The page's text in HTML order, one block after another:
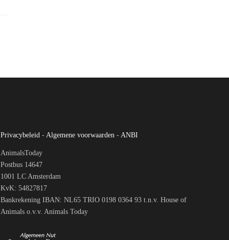
Privacybeleid - Algemene voorwaarden - ANBI
AnimalsToday
Postbus 14647
1001 LC Amsterdam
KvK: 54827817
Bankrekening IBAN: NL65 TRIO 0198 0364 93 t.n.v. House of
Animals o.v.v. Animals Today